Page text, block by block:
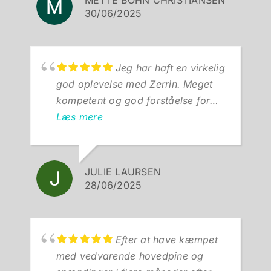
Sirek, som er en særdeles
kompetent og utrolig sympatisk
anbefalinger!
30/06/2025
Jeg har haft en virkelig
god oplevelse med Zerrin. Meget
kompetent og god forståelse for
mennesket på den anden side. :-)
Læs mere
JULIE LAURSEN
28/06/2025
Efter at have kæmpet
med vedvarende hovedpine og